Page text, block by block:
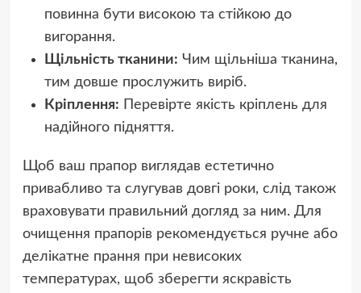
повинна бути високою та стійкою до
вигорання.
Щільність тканини: Чим щільніша тканина,
тим довше прослужить виріб.
Кріплення: Перевірте якість кріплень для
надійного підняття.
Щоб ваш прапор виглядав естетично
привабливо та слугував довгі роки, слід також
враховувати правильний догляд за ним. Для
очищення прапорів рекомендується ручне або
делікатне прання при невисоких
температурах, щоб зберегти яскравість